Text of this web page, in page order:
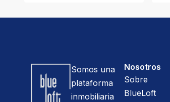
Somos una
plataforma
inmobiliaria
Nosotros
Sobre
BlueLoft